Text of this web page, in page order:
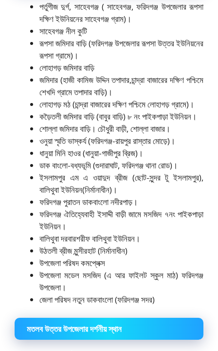
পর্তুগীজ দুর্গ, সাহেবগঞ্জ ( সাহেবগঞ্জ, ফরিদগঞ্জ উপজেলার রূপসা
দক্ষিণ ইউনিয়নের সাহেবগঞ্জ গ্রাম)।
সাহেবগঞ্জ নীল কুটি
রূপসা জমিদার বাড়ি (ফরিদগঞ্জ উপজেলার রূপসা উত্তর ইউনিয়নের
রূপসা গ্রামে)।
লোহাগড় জমিদার বাড়ি
জমিদার (হাজী কামিজ উদ্দিন তপাদার,চান্দ্রা বাজারের দক্ষিণ পশ্চিমে
শেখদি গ্রামে তপাদার বাড়ি)।
লোহাগড় মঠ (চান্দ্রা বাজারের দক্ষিণ পশ্চিমে লোহাগড় গ্রামে)।
কড়ৈতলী জমিদার বাড়ি (বাবুর বাড়ি) ৮ নং পাইকপাড়া ইউনিয়ন।
শোল্লা জমিদার বাড়ি। চৌধুরী বাড়ী, শোল্লা বাজার।
ওনুয়া স্মৃতি ভাস্কর্য (ফরিদগঞ্জ-রায়পুর রাস্তার মোড়ে)।
ধানুয়া মিনি হাওর (ধানুয়া-গাজীপুর ব্রিজ)।
ডাক বাংলো-বধ্যভূমি (গুদারাঘাট, ফরিদগঞ্জ থানা রোড)।
ইসলামপুর এম এ ওয়াদুদ ব্রীজ (ছোট-সুন্দর টু ইসলামপুর),
বালিথুবা ইউনিয়ন(নির্মানাধীন)।
ফরিদগঞ্জ পুরাতন ডাকবাংলো নদীরপাড়।
ফরিদগঞ্জ ঐতিহ্যেবাহী ইসাদ্দী বাড়ী জামে মসজিদ ৭নং পাইকপাড়া
ইউনিয়ন।
বালিথুবা দরবারশরীফ বালিথুবা ইউনিয়ন।
উঠতলী ব্রীজ মুন্সীরহাট (নির্মানাধীন)
উপজেলা পরিষদ কমপ্লেক্স
উপজেলা মডেল মসজিদ (এ আর ফাইলট স্কুল মাঠ) ফরিদগঞ্জ
উপজেলা।
জেলা পরিষদ নতুন ডাকবাংলো (ফরিদগঞ্জ সদর)
মতলব উত্তর উপজেলার দর্শনীয় স্থান